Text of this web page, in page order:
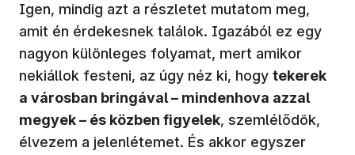
Igen, mindig azt a részletet mutatom meg,
amit én érdekesnek találok. Igazából ez egy
nagyon különleges folyamat, mert amikor
nekiállok festeni, az úgy néz ki, hogy tekerek
a városban bringával – mindenhova azzal
megyek – és közben figyelek, szemlélődök,
élvezem a jelenlétemet. És akkor egyszer